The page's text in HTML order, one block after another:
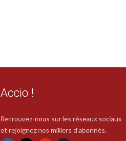
Accio !
Retrouvez-nous sur les réseaux sociaux
et rejoignez nos milliers d'abonnés.